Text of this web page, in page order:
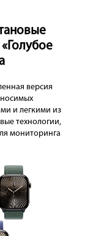
версия
и легкими из
технологии,
мониторинга